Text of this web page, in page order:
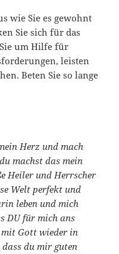
wie Sie es gewohnt
Sie sich für das
um Hilfe für
leisten
Beten Sie so lange
Herz und mach
machst das mein
Heiler und Herrscher
Welt perfekt und
leben und mich
DU für mich ans
mit Gott wieder in
du mir guten